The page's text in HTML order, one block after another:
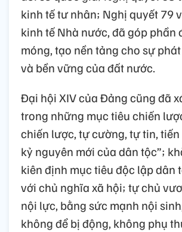
kinh tế tư nhân; Nghị quyết 79
kinh tế Nhà nước, đã góp phần
móng, tạo nền tảng cho sự
và bền vững của đất nước.
Đại hội XIV của Đảng cũng đã
trong những mục tiêu chiến
chiến lược, tự cường, tự tin,
kỷ nguyên mới của dân tộc”;
kiên định mục tiêu độc lập dân
với chủ nghĩa xã hội; tự chủ
nội lực, bằng sức mạnh nội
không để bị động, không phụ